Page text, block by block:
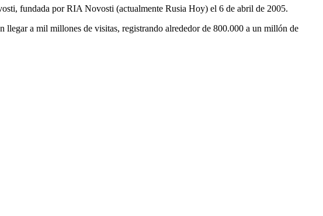
fundada por RIA Novosti (actualmente Rusia Hoy) el 6 de abril de 2005.
a mil millones de visitas, registrando alrededor de 800.000 a un millón de